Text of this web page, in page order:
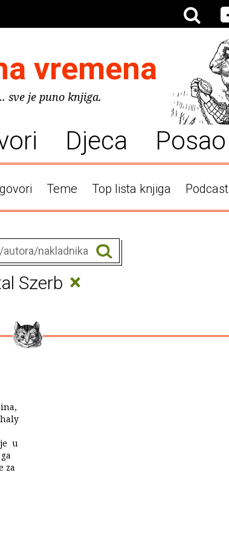
vremena
sve je puno knjiga.
Djeca Posao
Teme Top lista knjiga Podcast
Szerb ×
u
za